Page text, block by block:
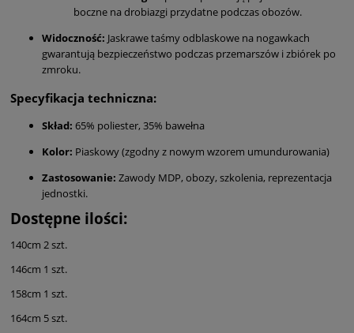
boczne na drobiazgi przydatne podczas obozów.
Widoczność: Jaskrawe taśmy odblaskowe na nogawkach
gwarantują bezpieczeństwo podczas przemarszów i zbiórek po
zmroku.
Specyfikacja techniczna:
Skład: 65% poliester, 35% bawełna
Kolor: Piaskowy (zgodny z nowym wzorem umundurowania)
Zastosowanie: Zawody MDP, obozy, szkolenia, reprezentacja
jednostki.
Dostępne ilości:
140cm 2 szt.
146cm 1 szt.
158cm 1 szt.
164cm 5 szt.